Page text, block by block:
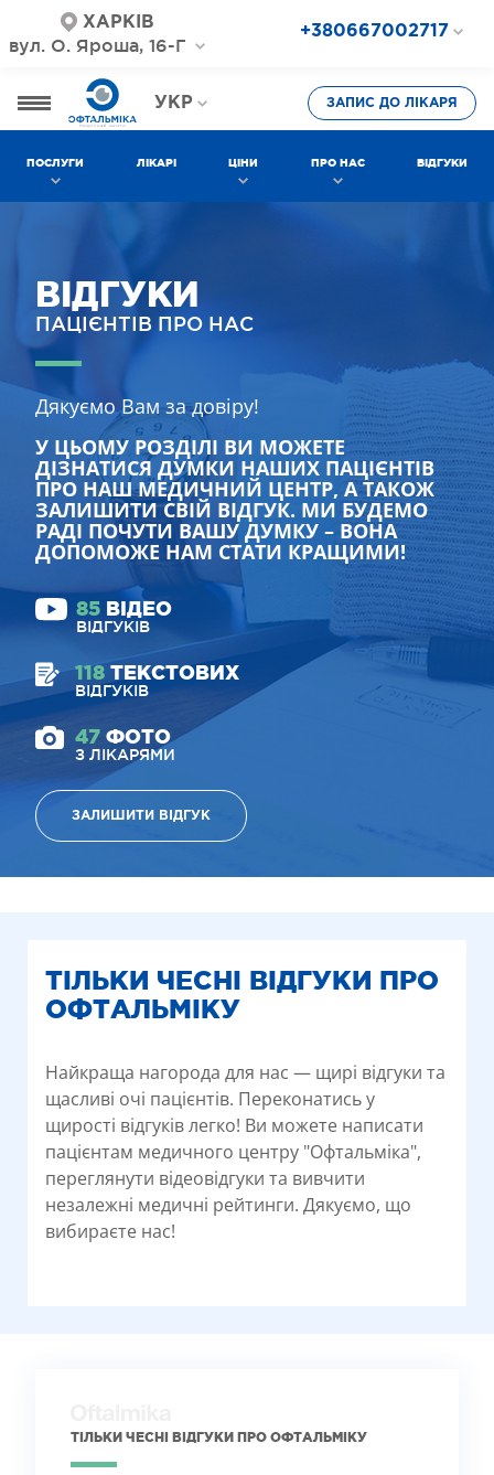
ХАРКІВ
вул. О. Яроша, 16-Г
+380667002717
+380577002717
УКР
РОС
ЗАПИС ДО ЛІКАРЯ
ПОСЛУГИ ЛІКАРІ ЦІНИ ПРО НАС ВІДГУКИ
ВІДГУКИ
ПАЦІЄНТІВ ПРО НАС
Дякуємо Вам за довіру!
У ЦЬОМУ РОЗДІЛІ ВИ МОЖЕТЕ
ДІЗНАТИСЯ ДУМКИ НАШИХ ПАЦІЄНТІВ
ПРО НАШ МЕДИЧНИЙ ЦЕНТР, А ТАКОЖ
ЗАЛИШИТИ СВІЙ ВІДГУК. МИ БУДЕМО
РАДІ ПОЧУТИ ВАШУ ДУМКУ – ВОНА
ДОПОМОЖЕ НАМ СТАТИ КРАЩИМИ!
85 ВІДЕО
ВІДГУКІВ
118 ТЕКСТОВИХ
ВІДГУКІВ
47 ФОТО
З ЛІКАРЯМИ
ЗАЛИШИТИ ВІДГУК
ТІЛЬКИ ЧЕСНІ ВІДГУКИ ПРО
ОФТАЛЬМІКУ
Найкраща нагорода для нас — щирі відгуки та
щасливі очі пацієнтів. Переконатись у
щирості відгуків легко! Ви можете написати
пацієнтам медичного центру "Офтальміка",
переглянути відеовідгуки та вивчити
незалежні медичні рейтинги. Дякуємо, що
вибираєте нас!
ТІЛЬКИ ЧЕСНІ ВІДГУКИ ПРО ОФТАЛЬМІКУ